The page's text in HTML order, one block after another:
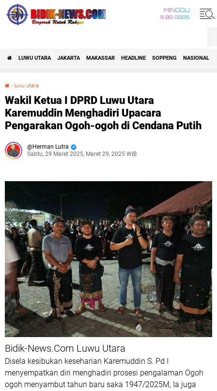
MINGGU
9 08 2026
LUWU UTARA JAKARTA MAKASSAR HEADLINE SOPPENG NASIONAL
› luwu utara
Wakil Ketua I DPRD Luwu Utara
Karemuddin Menghadiri Upacara
Pengarakan Ogoh-ogoh di Cendana Putih
Herman Lutra
Sabtu, 29 Maret 2025, Maret 29, 2025 WIB
Bidik-News.Com Luwu Utara
Disela kesibukan keseharian Karemuddin S. Pd I
menyempatkan diri menghadiri prosesi pengalaman Ogoh
ogoh menyambut tahun baru saka 1947/2025M, Ia juga